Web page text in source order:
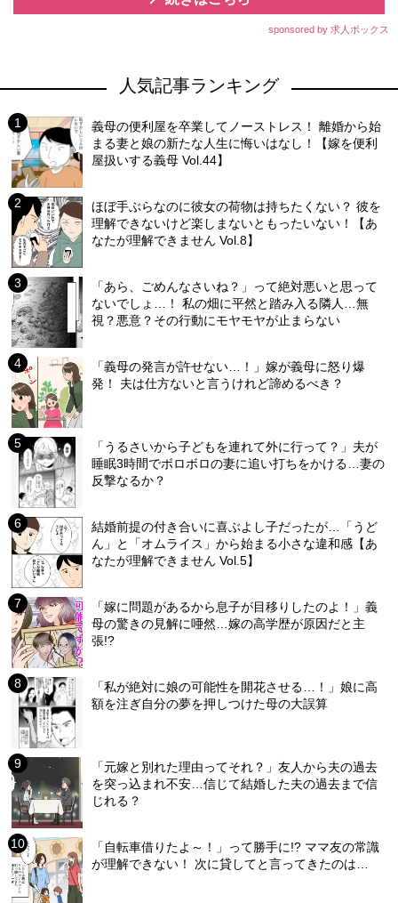
sponsored by 求人ボックス
人気記事ランキング
義母の便利屋を卒業してノーストレス！ 離婚から始
まる妻と娘の新たな人生に悔いはなし！【嫁を便利
屋扱いする義母 Vol.44】
ほぼ手ぶらなのに彼女の荷物は持ちたくない？ 彼を
理解できないけど楽しまないともったいない！【あ
なたが理解できません Vol.8】
「あら、ごめんなさいね？」って絶対悪いと思って
ないでしょ…！ 私の畑に平然と踏み入る隣人…無
視？悪意？その行動にモヤモヤが止まらない
「義母の発言が許せない…！」嫁が義母に怒り爆
発！ 夫は仕方ないと言うけれど諦めるべき？
「うるさいから子どもを連れて外に行って？」夫が
睡眠3時間でボロボロの妻に追い打ちをかける…妻の
反撃なるか？
結婚前提の付き合いに喜ぶよし子だったが…「うど
ん」と「オムライス」から始まる小さな違和感【あ
なたが理解できません Vol.5】
「嫁に問題があるから息子が目移りしたのよ！」義
母の驚きの見解に唖然…嫁の高学歴が原因だと主
張!?
「私が絶対に娘の可能性を開花させる…！」娘に高
額を注ぎ自分の夢を押しつけた母の大誤算
「元嫁と別れた理由ってそれ？」友人から夫の過去
を突っ込まれ不安…信じて結婚した夫の過去まで信
じれる？
「自転車借りたよ～！」って勝手に!? ママ友の常識
が理解できない！ 次に貸してと言ってきたのは…